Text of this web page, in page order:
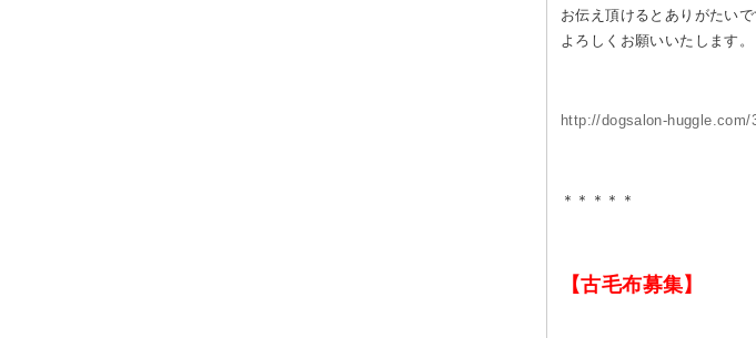
お伝え頂けるとありがたいで
よろしくお願いいたします。
http://dogsalon-huggle.com/
＊＊＊＊＊
【古毛布募集】